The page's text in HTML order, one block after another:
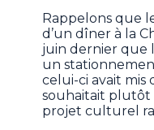
Rappelons que
d’un dîner à la
juin dernier que
un
celui-ci avait
souhaitait plutôt
projet culturel